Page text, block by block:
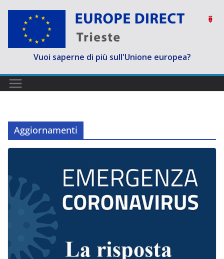
contenuto
Vuoi saperne di più sull'Unione europea?
Aggiornamenti